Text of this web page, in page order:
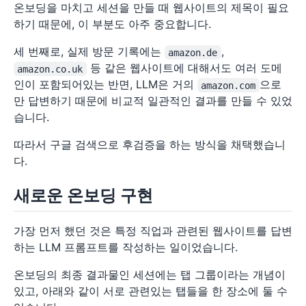
온보딩을 마치고 세션을 만들 때 웹사이트의 제목이 필요
하기 때문에, 이 부분도 아주 중요합니다.
세 번째로, 실제 방문 기록에는
amazon.de ,
amazon.co.uk
등 같은 웹사이트에 대해서도 여러 도메
인이 포함되어있는 반면, LLM은 거의
amazon.com 으로
만 답변하기 때문에 비교적 일관적인 결과를 만들 수 있었
습니다.
따라서 구글 검색으로 후검증을 하는 방식을 채택했습니
다.
새로운 온보딩 구현
가장 먼저 했던 것은 특정 직업과 관련된 웹사이트를 답변
하는 LLM 프롬프트를 작성하는 일이었습니다.
온보딩의 최종 결과물인 세션에는 탭 그룹이라는 개념이
있고, 아래와 같이 서로 관련있는 탭들을 한 장소에 둘 수